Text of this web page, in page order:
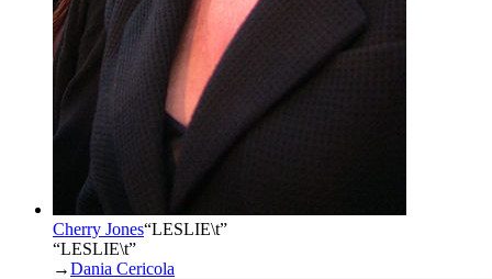
Cherry Jones“LESLIE\t”
“LESLIE\t”
→Dania Cericola